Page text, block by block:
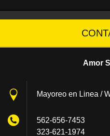
Amor
Mayoreo en Linea /
562-656-7453
323-621-1974